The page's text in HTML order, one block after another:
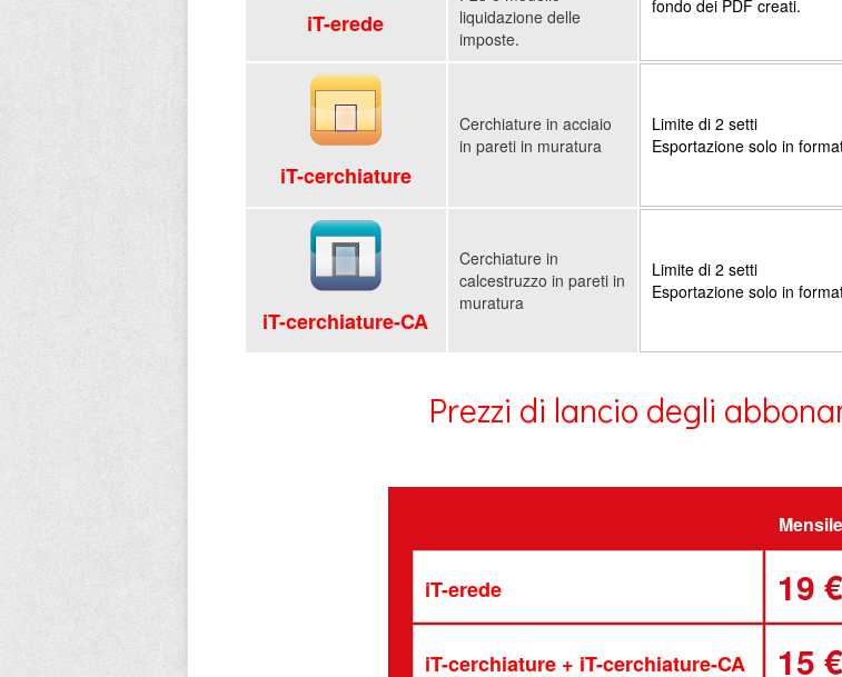
iT-erede
liquidazione delle
imposte.
fondo dei PDF creati.
iT-cerchiature
Cerchiature in acciaio
in pareti in muratura
Limite di 2 setti
Esportazione solo in
iT-cerchiature-CA
Cerchiature in
calcestruzzo in pareti in
muratura
Limite di 2 setti
Esportazione solo in
Prezzi di lancio degli
Mensile
iT-erede 19 €
iT-cerchiature + iT-cerchiature-CA 15 €